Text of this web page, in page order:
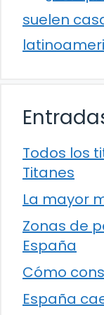
suelen
Todos los
Titanes
La mayor
Zonas de
España
Cómo
España